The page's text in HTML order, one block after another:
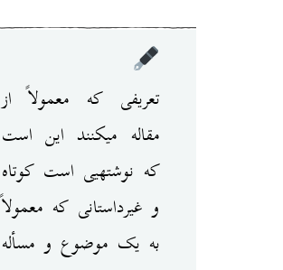
تعریفی که معمولاً از
مقاله می‎کنند این است
که نوشته‎یی است کوتاه
و غیرداستانی که معمولاً
به یک موضوع و مسأله